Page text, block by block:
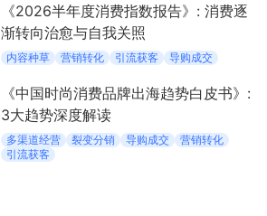
《2026半年度消费指数报告》: 消费逐
渐转向治愈与自我关照
内容种草 营销转化 引流获客 导购成交
《中国时尚消费品牌出海趋势白皮书》:
3大趋势深度解读
多渠道经营 裂变分销 导购成交
营销转化
引流获客